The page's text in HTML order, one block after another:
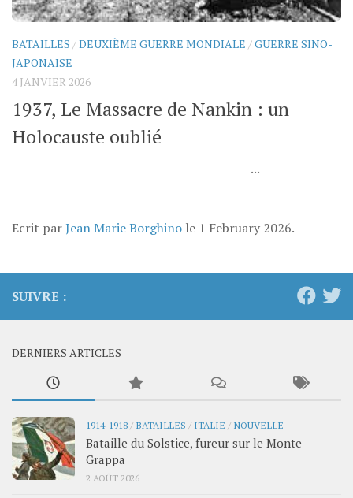
BATAILLES /DEUXIÈME GUERRE MONDIALE /GUERRE SINO-
JAPONAISE
4 JANVIER 2026
1937, Le Massacre de Nankin : un
Holocauste oublié
...
Ecrit parJean Marie Borghino le 1 February 2026.
SUIVRE :
DERNIERS ARTICLES
1914-1918 / BATAILLES / ITALIE / NOUVELLE
Bataille du Solstice, fureur sur le Monte
Grappa
2 AOÛT 2026